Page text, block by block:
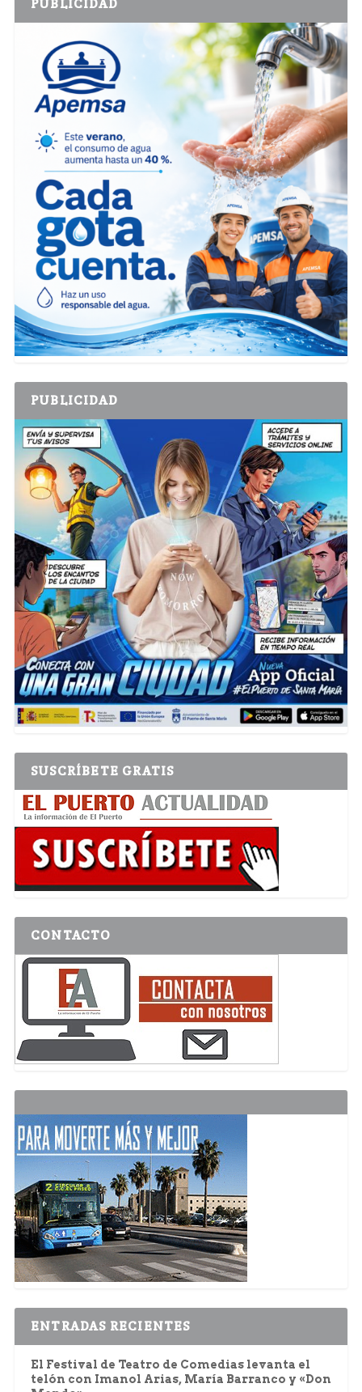
PUBLICIDAD
PUBLICIDAD
SUSCRÍBETE GRATIS
CONTACTO
ENTRADAS RECIENTES
El Festival de Teatro de Comedias levanta el
telón con Imanol Arias, María Barranco y «Don